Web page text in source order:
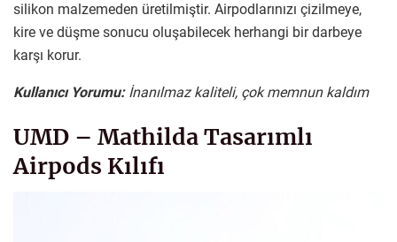
silikon malzemeden üretilmiştir. Airpodlarınızı çizilmeye,
kire ve düşme sonucu oluşabilecek herhangi bir darbeye
karşı korur.
Kullanıcı Yorumu: İnanılmaz kaliteli, çok memnun kaldım
UMD – Mathilda Tasarımlı
Airpods Kılıfı